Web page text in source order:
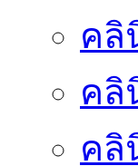
คลิ
คลิ
คลิ